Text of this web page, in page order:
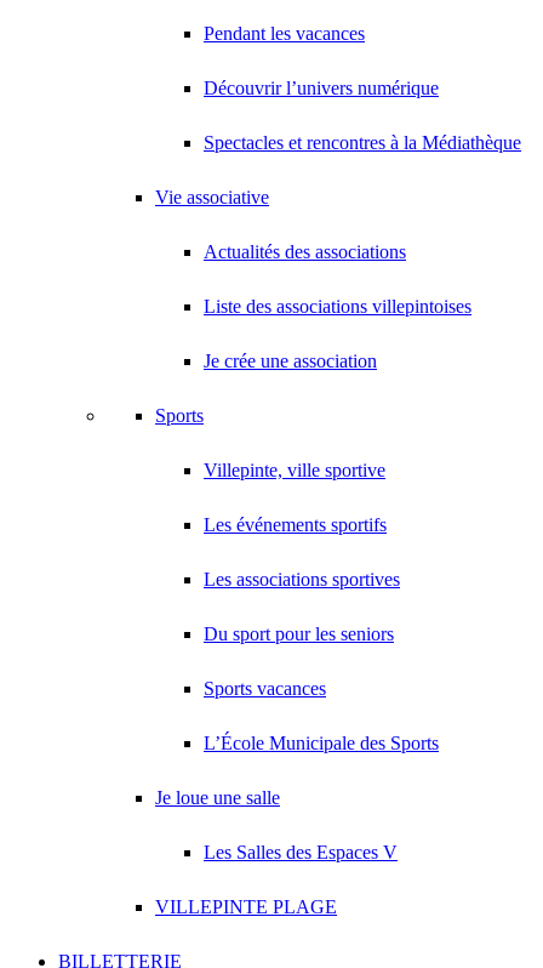
Pendant les vacances
Découvrir l’univers numérique
Spectacles et rencontres à la Médiathèque
Vie associative
Actualités des associations
Liste des associations villepintoises
Je crée une association
Sports
Villepinte, ville sportive
Les événements sportifs
Les associations sportives
Du sport pour les seniors
Sports vacances
L’École Municipale des Sports
Je loue une salle
Les Salles des Espaces V
VILLEPINTE PLAGE
BILLETTERIE